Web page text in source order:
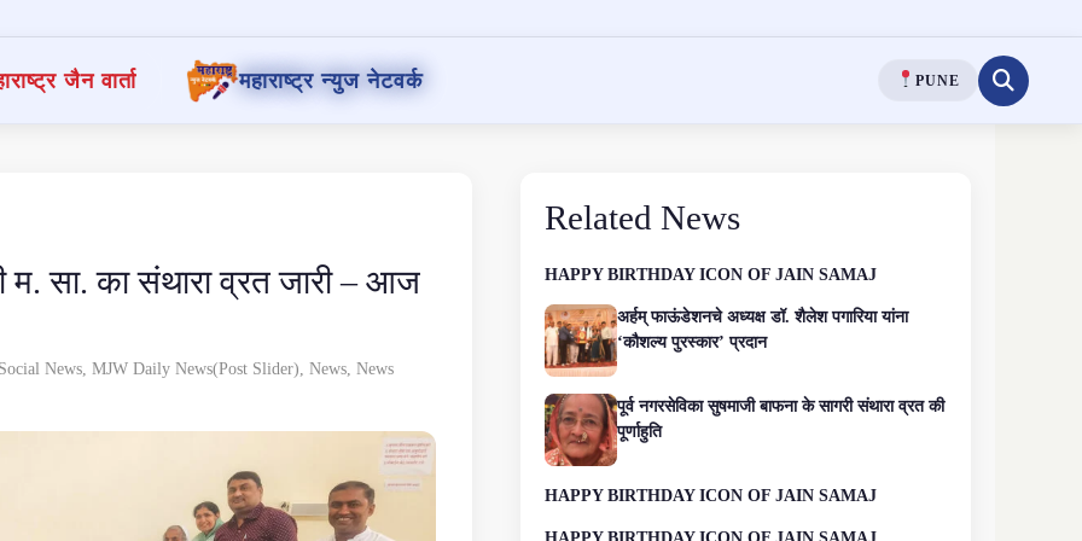
जैन वार्ता महाराष्ट्र न्युज नेटवर्क PUNE
म. सा. का संथारा व्रत जारी – आज
News, MJW Daily News(Post Slider), News, News
Related News
HAPPY BIRTHDAY ICON OF JAIN SAMAJ
अर्हम् फाऊंडेशनचे अध्यक्ष डॉ. शैलेश पगारिया यांना
‘कौशल्य पुरस्कार’ प्रदान
पूर्व नगरसेविका सुषमाजी बाफना के सागरी संथारा व्रत की
पूर्णाहुति
HAPPY BIRTHDAY ICON OF JAIN SAMAJ